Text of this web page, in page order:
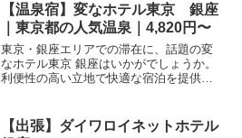
【温泉宿】変なホテル東京 銀座
｜東京都の人気温泉｜4,820円〜
東京・銀座エリアでの滞在に、話題の変
なホテル東京 銀座はいかがでしょうか。
利便性の高い立地で快適な宿泊を提供し
公式サイトをご確認ください。
【出張】ダイワロイネットホテル